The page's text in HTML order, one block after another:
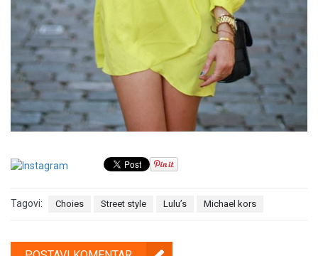
Tagovi: Choies Street style Lulu’s Michael kors